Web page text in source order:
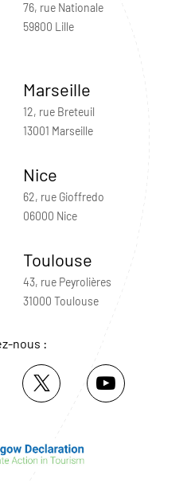
76, rue Nationale
59800 Lille
Marseille
12, rue Breteuil
13001 Marseille
Nice
62, rue Gioffredo
06000 Nice
Toulouse
43, rue Peyrolières
31000 Toulouse
nous :